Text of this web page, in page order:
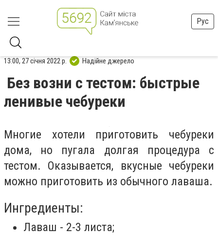
Рус
13:00, 27 січня 2022 р. Надійне джерело
Без возни с тестом: быстрые
ленивые чебуреки
Многие хотели приготовить чебуреки
дома, но пугала долгая процедура с
тестом. Оказывается, вкусные чебуреки
можно приготовить из обычного лаваша.
Ингредиенты:
Лаваш - 2-3 листа;